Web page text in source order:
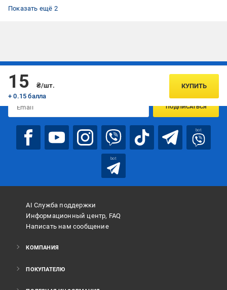
Капельный полив и орошение POELSAN
Капельный полив и орошение кран
Показать ещё 2
15
₴/шт.
+ 0.15 балла
КУПИТЬ
Подписывайтесь, чтобы узнавать первым об акцияx и
ПОДПИСАТЬСЯ
bot
bot
AI Служба поддержки
Информационный центр, FAQ
Написать нам сообщение
КОМПАНИЯ
ПОКУПАТЕЛЮ